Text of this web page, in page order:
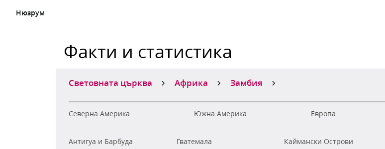
Нюзрум
Факти и статистика
Световната църква Африка Замбия
Северна Америка Южна Америка Европа
Антигуа и Барбуда
Гватемала
Каймански Острови